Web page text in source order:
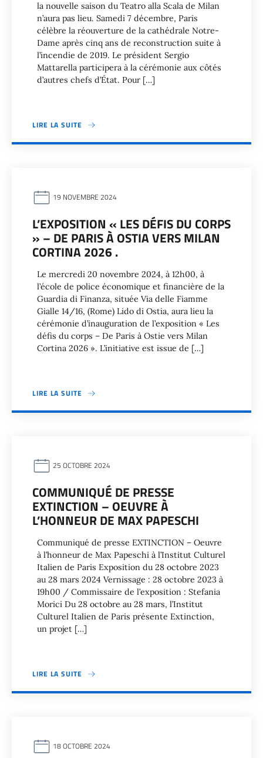
la nouvelle saison du Teatro alla Scala de Milan
n’aura pas lieu. Samedi 7 décembre, Paris
célèbre la réouverture de la cathédrale Notre-
Dame après cinq ans de reconstruction suite à
l’incendie de 2019. Le président Sergio
Mattarella participera à la cérémonie aux côtés
d’autres chefs d’État. Pour […]
LIRE LA SUITE
19 NOVEMBRE 2024
L’EXPOSITION « LES DÉFIS DU CORPS
» – DE PARIS À OSTIA VERS MILAN
CORTINA 2026 .
Le mercredi 20 novembre 2024, à 12h00, à
l’école de police économique et financière de la
Guardia di Finanza, située Via delle Fiamme
Gialle 14/16, (Rome) Lido di Ostia, aura lieu la
cérémonie d’inauguration de l’exposition « Les
défis du corps – De Paris à Ostie vers Milan
Cortina 2026 ». L’initiative est issue de […]
LIRE LA SUITE
25 OCTOBRE 2024
COMMUNIQUÉ DE PRESSE
EXTINCTION – OEUVRE À
L’HONNEUR DE MAX PAPESCHI
Communiqué de presse EXTINCTION – Oeuvre
à l’honneur de Max Papeschi à l’Institut Culturel
Italien de Paris Exposition du 28 octobre 2023
au 28 mars 2024 Vernissage : 28 octobre 2023 à
19h00 / Commissaire de l’exposition : Stefania
Morici Du 28 octobre au 28 mars, l’Institut
Culturel Italien de Paris présente Extinction,
un projet […]
LIRE LA SUITE
18 OCTOBRE 2024